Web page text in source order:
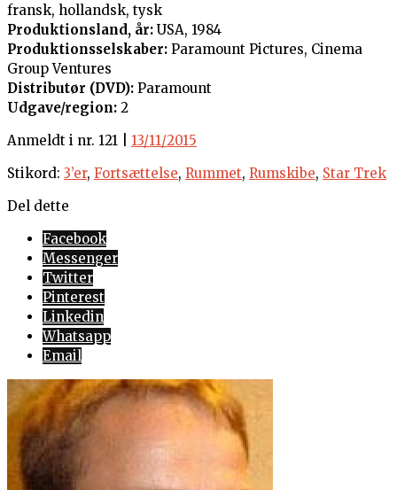
fransk, hollandsk, tysk
Produktionsland, år: USA, 1984
Produktionsselskaber: Paramount Pictures, Cinema
Group Ventures
Distributør (DVD): Paramount
Udgave/region: 2
Anmeldt i nr. 121 | 13/11/2015
Stikord: 3’er, Fortsættelse, Rummet, Rumskibe, Star Trek
Del dette
Facebook
Messenger
Twitter
Pinterest
Linkedin
Whatsapp
Email